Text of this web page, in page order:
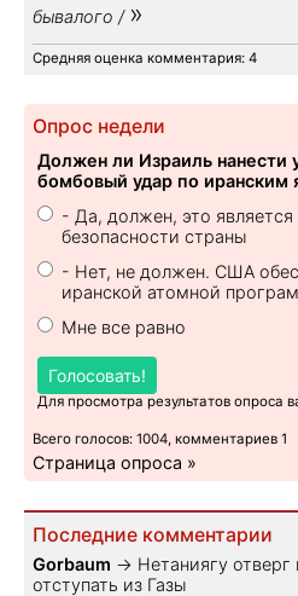
бывалого / »
Средняя оценка комментария: 4
Опрос недели
Должен ли Израиль
бомбовый удар по иранским
- Да, должен, это
безопасности страны
- Нет, не должен. США
иранской атомной
Мне все равно
Голосовать!
Для просмотра результатов опроса
Всего голосов: 1004, комментариев 1
Страница опроса »
Последние комментарии
Gorbaum → Нетаниягу отверг
отступать из Газы